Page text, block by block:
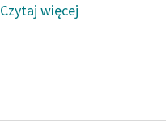
Czytaj więcej